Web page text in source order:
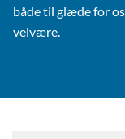
både til glæde for
velvære.